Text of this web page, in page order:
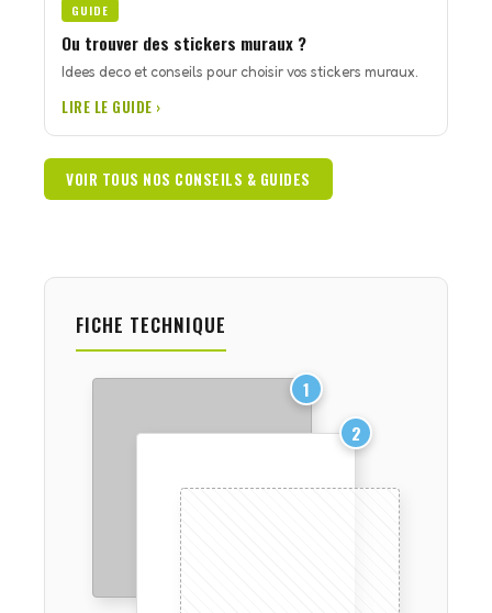
GUIDE
Ou trouver des stickers muraux ?
Idees deco et conseils pour choisir vos stickers muraux.
LIRE LE GUIDE ›
VOIR TOUS NOS CONSEILS & GUIDES
FICHE TECHNIQUE
1
2